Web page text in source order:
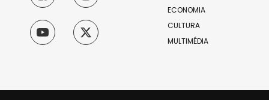
ECONOMIA
CULTURA
MULTIMÉDIA